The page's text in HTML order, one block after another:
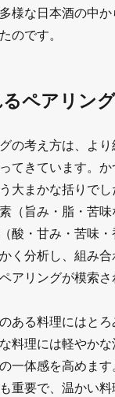
様な日本酒の中
のです。
ペアリン
の考え方は、よ
てきています。
大まかな括りで
（旨み・脂・苦
酸・甘み・苦味
く分析し、組み合
アリングが模索さ
ある料理にはとろ
料理には軽やかな
一体感を高めま
重要で、温かい料